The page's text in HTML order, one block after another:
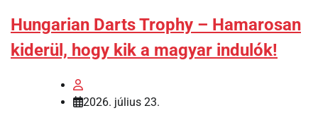
Hungarian Darts Trophy – Hamarosan
kiderül, hogy kik a magyar indulók!
2026. július 23.